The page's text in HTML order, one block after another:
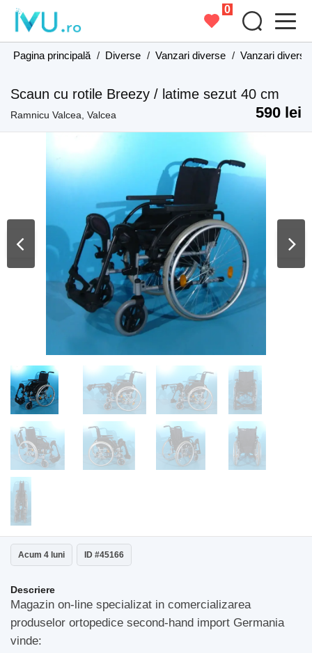
0
Pagina principală / Diverse / Vanzari diverse / Vanzari
Scaun cu rotile Breezy / latime sezut 40 cm
Ramnicu Valcea, Valcea 590 lei
Acum 4 luni ID #45166
Descriere
Magazin on-line specializat in comercializarea
produselor ortopedice second-hand import Germania
vinde: